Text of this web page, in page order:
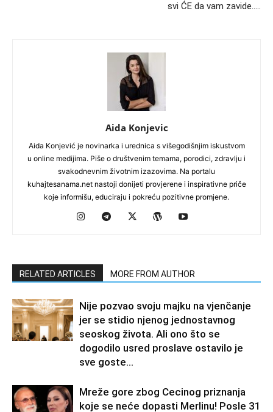
svi ĆE da vam zavide…..
Aida Konjevic
Aida Konjević je novinarka i urednica s višegodišnjim iskustvom
u online medijima. Piše o društvenim temama, porodici, zdravlju i
svakodnevnim životnim izazovima. Na portalu
kuhajtesanama.net nastoji donijeti provjerene i inspirativne priče
koje informišu, educiraju i pokreću pozitivne promjene.
RELATED ARTICLES MORE FROM AUTHOR
Nije pozvao svoju majku na vjenčanje
jer se stidio njenog jednostavnog
seoskog života. Ali ono što se
dogodilo usred proslave ostavilo je
sve goste...
Mreže gore zbog Cecinog priznanja
koje se neće dopasti Merlinu! Posle 31